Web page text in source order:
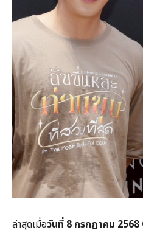
ล่าสุดเมื่อวันที่ 8 กรกฎาคม 2568